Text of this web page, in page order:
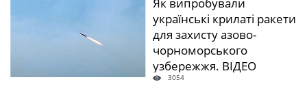
українські крилаті ракети
для захисту азово-
чорноморського
узбережжя. ВІДЕО
3054